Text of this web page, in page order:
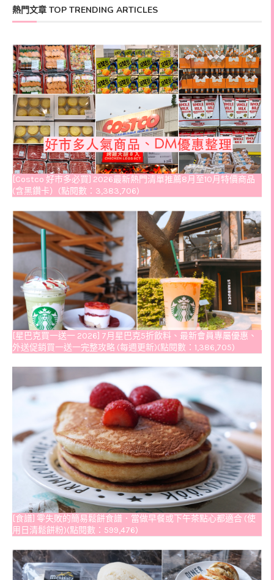
熱門文章 TOP TRENDING ARTICLES
[Costco 好市多必買] 2026最新熱門清單推薦8月至10月特價商品
(含黑鑽卡）(點閱數：3,383,706)
[星巴克買一送一 2026] 7月星巴克5折飲料、最新會員專屬優惠、
外送促銷買一送一完整攻略 (每週更新)(點閱數：1,386,705)
[食譜] 零失敗的簡易鬆餅食譜．當做早餐或下午茶點心都適合 (使
用日清鬆餅粉)(點閱數：599,476)